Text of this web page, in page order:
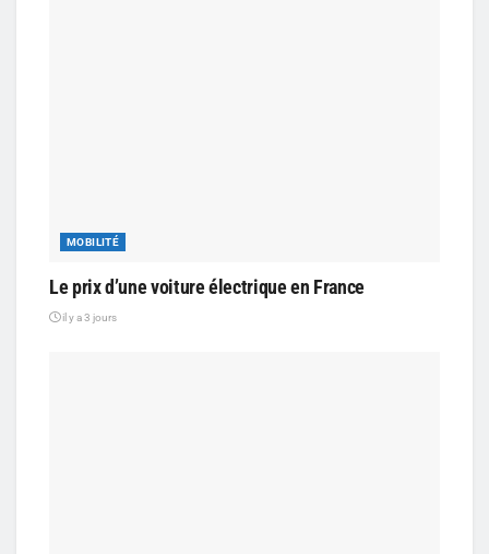
MOBILITÉ
Le prix d’une voiture électrique en France
il y a 3 jours